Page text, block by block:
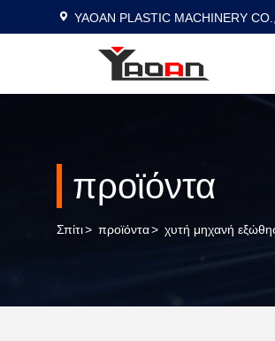
YAOAN PLASTIC MACHINERY
προϊόντα
Σπίτι> προϊόντα> χυτή μηχανή